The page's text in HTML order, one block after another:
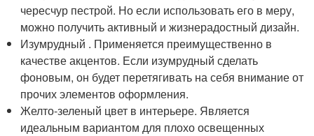
чересчур пестрой. Но если использовать его в меру,
можно получить активный и жизнерадостный дизайн.
Изумрудный . Применяется преимущественно в
качестве акцентов. Если изумрудный сделать
фоновым, он будет перетягивать на себя внимание от
прочих элементов оформления.
Желто-зеленый цвет в интерьере. Является
идеальным вариантом для плохо освещенных